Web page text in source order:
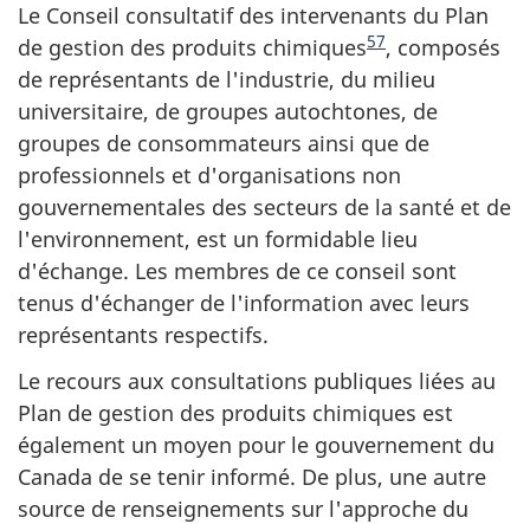
Le Conseil consultatif des intervenants du Plan
de gestion des produits chimiques57, composés
de représentants de l'industrie, du milieu
universitaire, de groupes autochtones, de
groupes de consommateurs ainsi que de
professionnels et d'organisations non
gouvernementales des secteurs de la santé et de
l'environnement, est un formidable lieu
d'échange. Les membres de ce conseil sont
tenus d'échanger de l'information avec leurs
représentants respectifs.
Le recours aux consultations publiques liées au
Plan de gestion des produits chimiques est
également un moyen pour le gouvernement du
Canada de se tenir informé. De plus, une autre
source de renseignements sur l'approche du